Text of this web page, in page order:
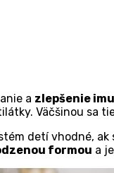
a zlepšenie
Väčšinou sa
detí vhodné,
formou a